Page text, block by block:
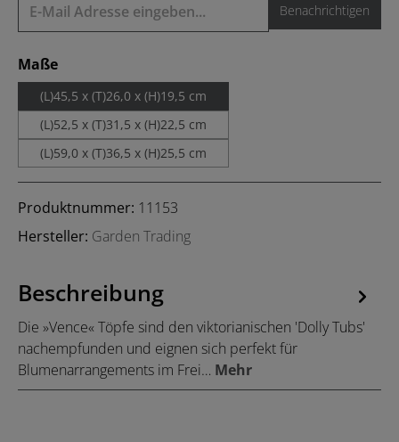
Benachrichtigen
Maßeauswählen
(L)45,5 x (T)26,0 x (H)19,5 cm
(L)52,5 x (T)31,5 x (H)22,5 cm
(L)59,0 x (T)36,5 x (H)25,5 cm
Produktnummer: 11153
Hersteller: Garden Trading
Beschreibung
Die »Vence« Töpfe sind den viktorianischen 'Dolly Tubs'
nachempfunden und eignen sich perfekt für
Blumenarrangements im Frei… Mehr